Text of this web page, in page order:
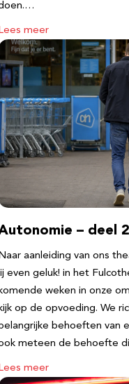
meer
– deel 2
aanleiding van ons
even geluk! in het
weken in onze
op de opvoeding. We
behoeften van
meteen de behoefte
meer